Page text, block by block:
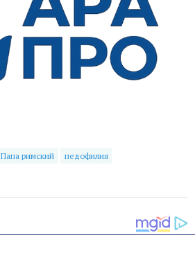
Папа римский педофилия